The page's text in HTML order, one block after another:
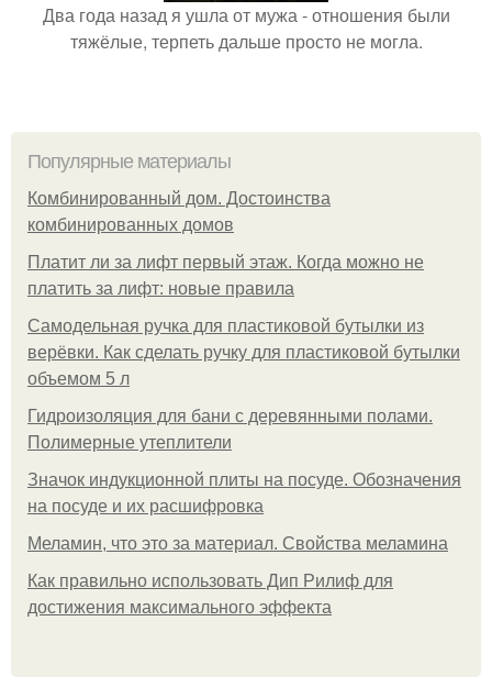
Два года назад я ушла от мужа - отношения были
тяжёлые, терпеть дальше просто не могла.
Популярные материалы
Комбинированный дом. Достоинства
комбинированных домов
Платит ли за лифт первый этаж. Когда можно не
платить за лифт: новые правила
Самодельная ручка для пластиковой бутылки из
верёвки. Как сделать ручку для пластиковой бутылки
объемом 5 л
Гидроизоляция для бани с деревянными полами.
Полимерные утеплители
Значок индукционной плиты на посуде. Обозначения
на посуде и их расшифровка
Меламин, что это за материал. Свойства меламина
Как правильно использовать Дип Рилиф для
достижения максимального эффекта